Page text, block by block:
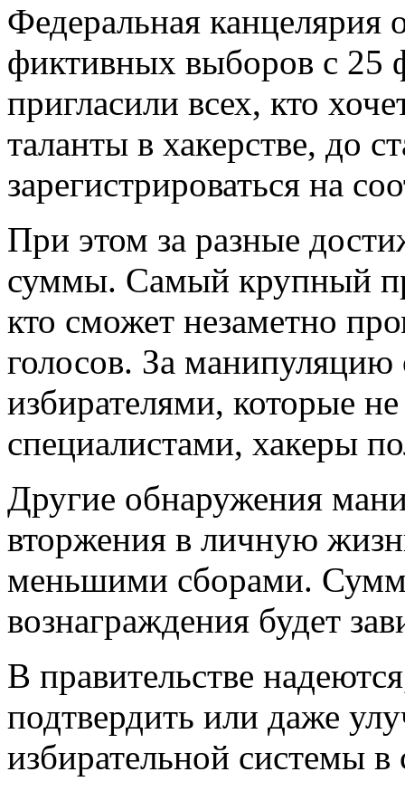
Федеральная канцелярия
фиктивных выборов с 25
пригласили всех, кто
таланты в хакерстве, до
зарегистрироваться на
При этом за разные
суммы. Самый крупный
кто сможет незаметно
голосов. За
избирателями, которые
специалистами, хакеры
Другие обнаружения
вторжения в личную
меньшими сборами.
вознаграждения будет
В правительстве
подтвердить или даже
избирательной системы в